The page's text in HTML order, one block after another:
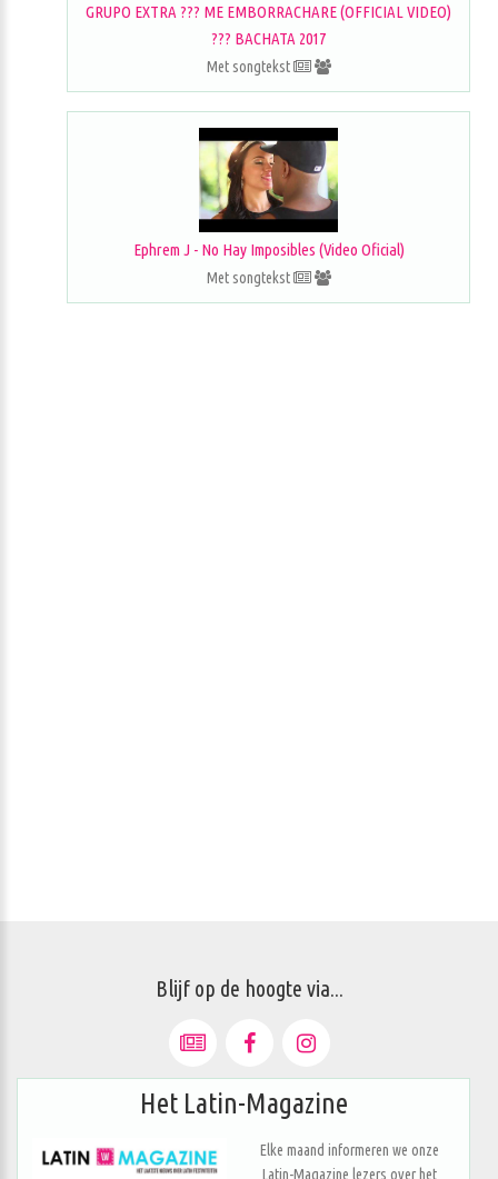
GRUPO EXTRA ??? ME EMBORRACHARE (OFFICIAL VIDEO)
??? BACHATA 2017
Met songtekst
Ephrem J - No Hay Imposibles (Video Oficial)
Met songtekst
Blijf op de hoogte via...
Het Latin-Magazine
Elke maand informeren we onze
Latin-Magazine lezers over het